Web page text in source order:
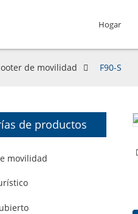
Hogar
de movilidad F90-S
de productos
movilidad